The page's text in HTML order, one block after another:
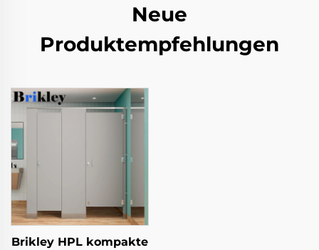
Neue
Produktempfehlungen
Brikley HPL kompakte